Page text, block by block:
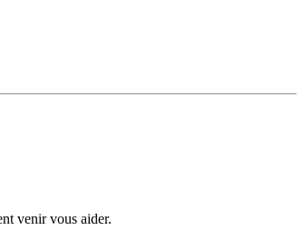
venir vous aider.